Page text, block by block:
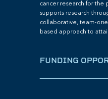
cancer research for the
supports research
collaborative, team-
based approach to
FUNDING